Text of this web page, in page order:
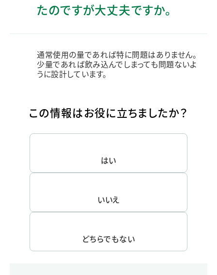
たのですが大丈夫ですか。
通常使用の量であれば特に問題はありません。
少量であれば飲み込んでしまっても問題ないよ
うに設計しています。
この情報はお役に立ちましたか？
はい
いいえ
どちらでもない